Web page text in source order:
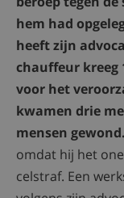
hem had
heeft zijn
chauffeur kreeg
voor het
kwamen drie
mensen gewond.
omdat hij het
celstraf. Een